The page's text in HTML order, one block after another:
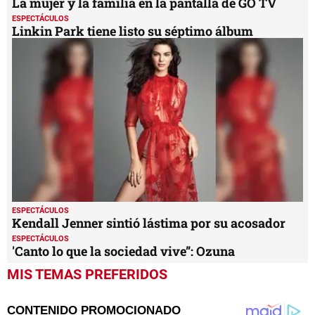
13
seconds
ESPECTÁCULOS
Linkin Park tiene listo su séptimo álbum
ESPECTÁCULOS
Kendall Jenner sintió lástima por su acosador
ESPECTÁCULOS
'Canto lo que la sociedad vive”: Ozuna
MIS TEMAS PREFERIDOS